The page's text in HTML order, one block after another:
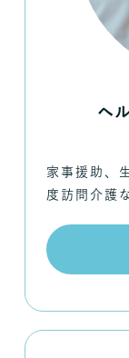
ヘ
家事援助、
度訪問介護